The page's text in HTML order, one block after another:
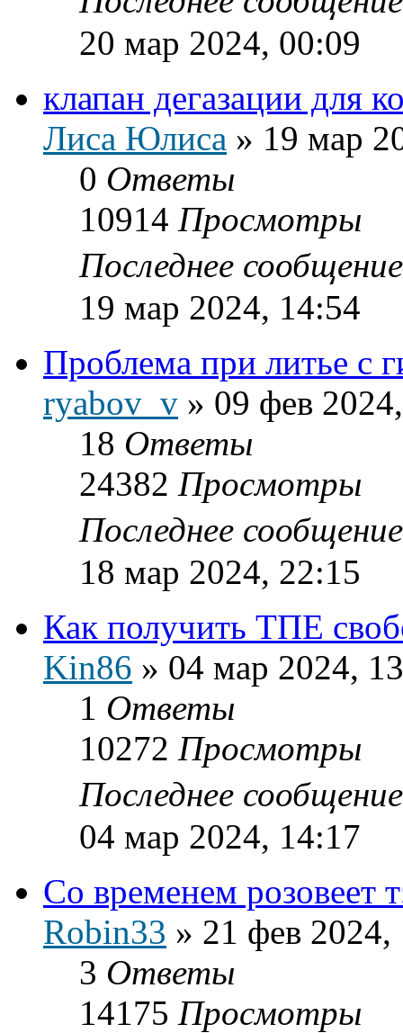
20 мар 2024, 00:09
клапан дегазации для
Лиса Юлиса » 19 мар
0 Ответы
10914 Просмотры
Последнее
19 мар 2024, 14:54
Проблема при литье с
ryabov_v » 09 фев
18 Ответы
24382 Просмотры
Последнее
18 мар 2024, 22:15
Как получить ТПЕ
Kin86 » 04 мар 2024,
1 Ответы
10272 Просмотры
Последнее
04 мар 2024, 14:17
Со временем розовеет
Robin33 » 21 фев 2024,
3 Ответы
14175 Просмотры